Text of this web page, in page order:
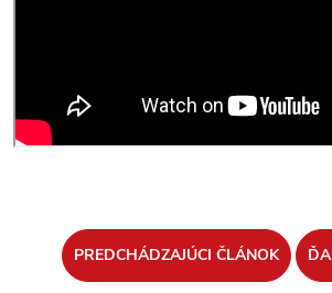
PREDCHÁDZAJÚCI ČLÁNOK